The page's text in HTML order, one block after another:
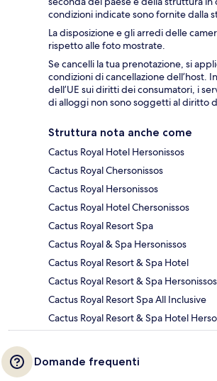
condizioni indicate sono fornite dalla
La disposizione e gli arredi delle
rispetto alle foto mostrate.
Se cancelli la tua prenotazione, si
condizioni di cancellazione dell’host.
dell’UE sui diritti dei consumatori, i
di alloggi non sono soggetti al diritto
Struttura nota anche come
Cactus Royal Hotel Hersonissos
Cactus Royal Chersonissos
Cactus Royal Hersonissos
Cactus Royal Hotel Chersonissos
Cactus Royal Resort Spa
Cactus Royal & Spa Hersonissos
Cactus Royal Resort & Spa Hotel
Cactus Royal Resort & Spa Hersonissos
Cactus Royal Resort Spa All Inclusive
Cactus Royal Resort & Spa Hotel
Domande frequenti